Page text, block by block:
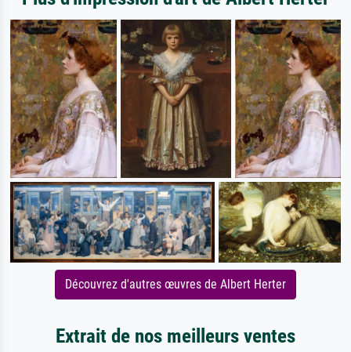
Découvrez d'autres œuvres de Albert Herter
Extrait de nos meilleurs ventes